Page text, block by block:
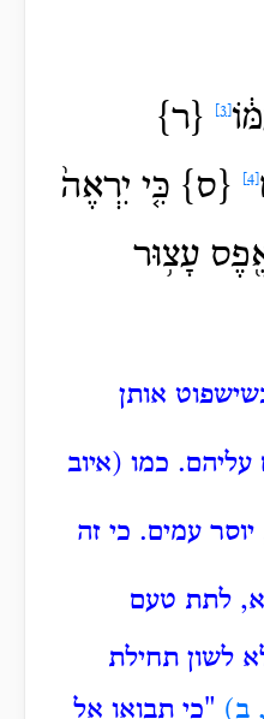
{ר}
{ס} כִּ֤י יִרְאֶה֙
עָצ֥וּר
אותן
עליהם. כמו (איוב
עמים. כי זה
לתת טעם
לשון תחילת
ב) "כי תבואו אל